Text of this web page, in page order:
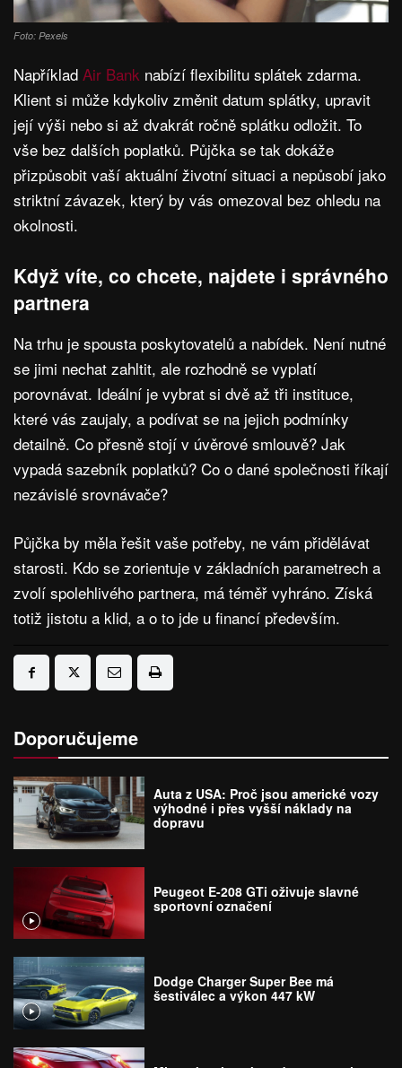
Foto: Pexels
Například Air Bank nabízí flexibilitu splátek zdarma.
Klient si může kdykoliv změnit datum splátky, upravit
její výši nebo si až dvakrát ročně splátku odložit. To
vše bez dalších poplatků. Půjčka se tak dokáže
přizpůsobit vaší aktuální životní situaci a nepůsobí jako
striktní závazek, který by vás omezoval bez ohledu na
okolnosti.
Když víte, co chcete, najdete i správného
partnera
Na trhu je spousta poskytovatelů a nabídek. Není nutné
se jimi nechat zahltit, ale rozhodně se vyplatí
porovnávat. Ideální je vybrat si dvě až tři instituce,
které vás zaujaly, a podívat se na jejich podmínky
detailně. Co přesně stojí v úvěrové smlouvě? Jak
vypadá sazebník poplatků? Co o dané společnosti říkají
nezávislé srovnávače?
Půjčka by měla řešit vaše potřeby, ne vám přidělávat
starosti. Kdo se zorientuje v základních parametrech a
zvolí spolehlivého partnera, má téměř vyhráno. Získá
totiž jistotu a klid, a o to jde u financí především.
Doporučujeme
Auta z USA: Proč jsou americké vozy
výhodné i přes vyšší náklady na
dopravu
Peugeot E-208 GTi oživuje slavné
sportovní označení
Dodge Charger Super Bee má
šestiválec a výkon 447 kW